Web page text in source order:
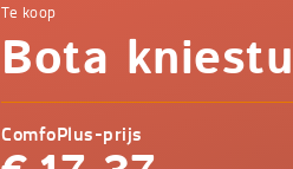
Comfoplus
-
Te koop
Bota
ComfoPlus-prijs